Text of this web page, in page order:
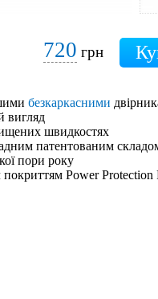
720 грн
безкаркасними
вигляд
швидкостях
патентованим
пори року
Power